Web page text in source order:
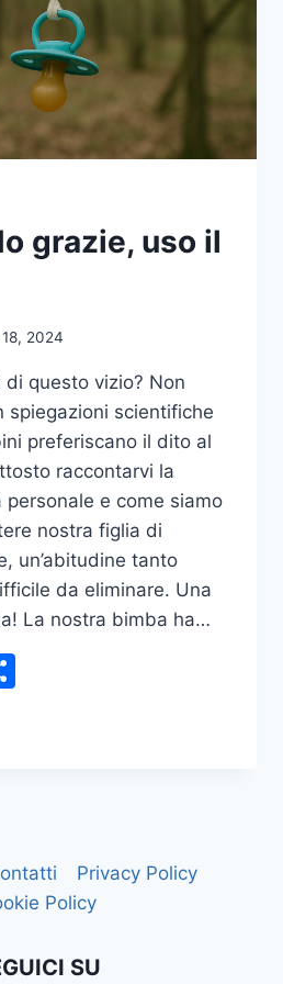
grazie, uso il
2024
questo vizio? Non
spiegazioni scientifiche
preferiscano il dito al
raccontarvi la
personale e come siamo
nostra figlia di
un’abitudine tanto
da eliminare. Una
La nostra bimba ha…
Privacy Policy
Policy
SU